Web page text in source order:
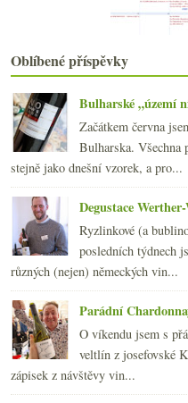
► ledna(22)
►2016(250)
►2015(251)
►2014(254)
► 2013(249)
►2012(254)
►2011(252)
2010 (249)
►2009(249)
►2008(270)
►2007(108)
Oblíbené příspěvky
Bulharské „území
Začátkem června
Bulharska. Všechna
stejně jako dnešní vzorek, a pro...
Degustace
Ryzlinkové (a
posledních týdnech
různých (nejen) německých vin...
Parádní
O víkendu jsem s
veltlín z josefovské
zápisek z návštěvy vin...